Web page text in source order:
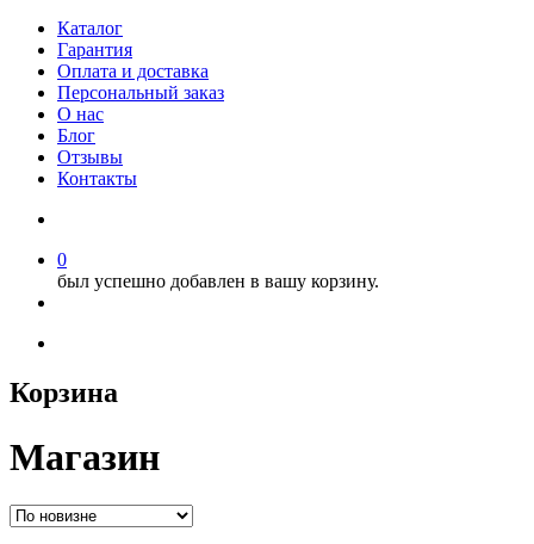
Каталог
Гарантия
Оплата и доставка
Персональный заказ
О нас
Блог
Отзывы
Контакты
0
был успешно добавлен в вашу корзину.
Корзина
Магазин